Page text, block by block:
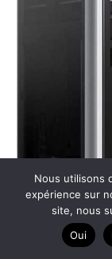
Nous utilisons
expérience sur
site, nous
Oui